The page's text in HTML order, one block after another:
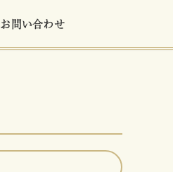
お問い合わせ